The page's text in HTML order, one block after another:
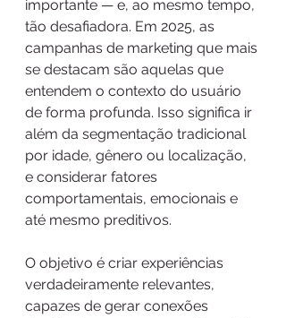
importante — e, ao mesmo tempo,
tão desafiadora. Em 2025, as
campanhas de marketing que mais
se destacam são aquelas que
entendem o contexto do usuário
de forma profunda. Isso significa ir
além da segmentação tradicional
por idade, gênero ou localização,
e considerar fatores
comportamentais, emocionais e
até mesmo preditivos.
O objetivo é criar experiências
verdadeiramente relevantes,
capazes de gerar conexões